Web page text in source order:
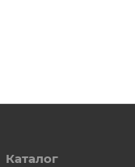
Каталог